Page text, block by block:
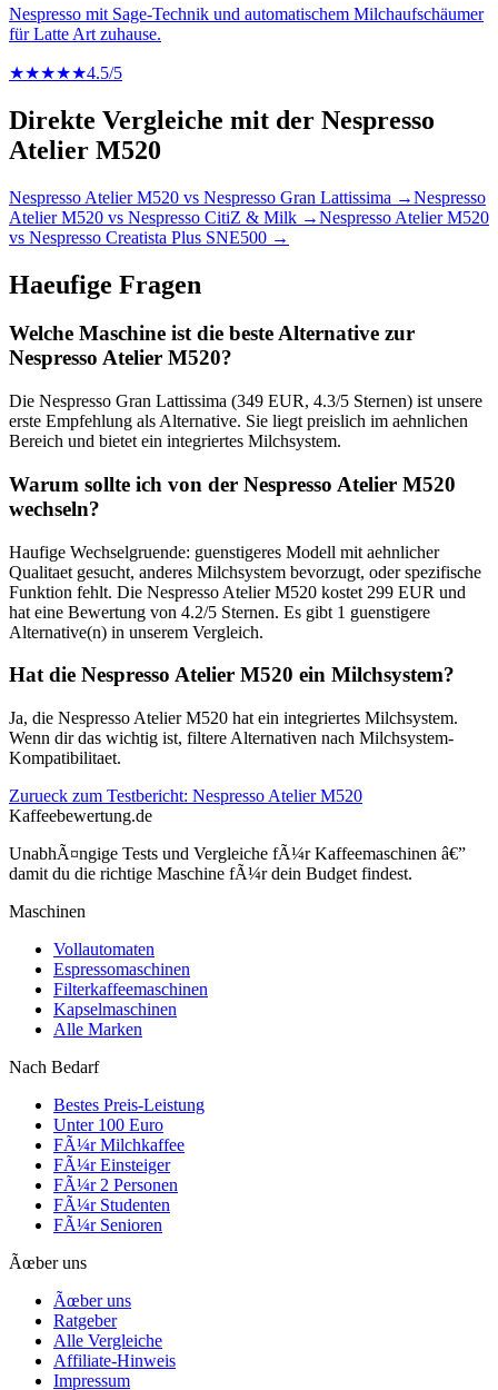
Nespresso mit Sage-Technik und automatischem Milchaufschäumer
für Latte Art zuhause.
★★★★★4.5/5
Direkte Vergleiche mit der Nespresso
Atelier M520
Nespresso Atelier M520 vs Nespresso Gran Lattissima →Nespresso
Atelier M520 vs Nespresso CitiZ & Milk →Nespresso Atelier M520
vs Nespresso Creatista Plus SNE500 →
Haeufige Fragen
Welche Maschine ist die beste Alternative zur
Nespresso Atelier M520?
Die Nespresso Gran Lattissima (349 EUR, 4.3/5 Sternen) ist unsere
erste Empfehlung als Alternative. Sie liegt preislich im aehnlichen
Bereich und bietet ein integriertes Milchsystem.
Warum sollte ich von der Nespresso Atelier M520
wechseln?
Haufige Wechselgruende: guenstigeres Modell mit aehnlicher
Qualitaet gesucht, anderes Milchsystem bevorzugt, oder spezifische
Funktion fehlt. Die Nespresso Atelier M520 kostet 299 EUR und
hat eine Bewertung von 4.2/5 Sternen. Es gibt 1 guenstigere
Alternative(n) in unserem Vergleich.
Hat die Nespresso Atelier M520 ein Milchsystem?
Ja, die Nespresso Atelier M520 hat ein integriertes Milchsystem.
Wenn dir das wichtig ist, filtere Alternativen nach Milchsystem-
Kompatibilitaet.
Zurueck zum Testbericht: Nespresso Atelier M520
Kaffeebewertung.de
UnabhÃ¤ngige Tests und Vergleiche fÃ¼r Kaffeemaschinen â€”
damit du die richtige Maschine fÃ¼r dein Budget findest.
Maschinen
Vollautomaten
Espressomaschinen
Filterkaffeemaschinen
Kapselmaschinen
Alle Marken
Nach Bedarf
Bestes Preis-Leistung
Unter 100 Euro
FÃ¼r Milchkaffee
FÃ¼r Einsteiger
FÃ¼r 2 Personen
FÃ¼r Studenten
FÃ¼r Senioren
Ãœber uns
Ãœber uns
Ratgeber
Alle Vergleiche
Affiliate-Hinweis
Impressum